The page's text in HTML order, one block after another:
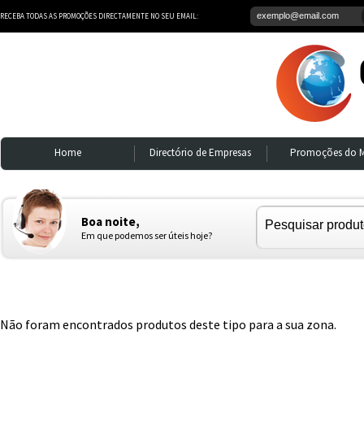
RECEBA TODAS AS PROMOÇÕES DIRECTAMENTE NO SEU EMAIL:
Home Directório de Empresas Promoções do
Boa noite,
Em que podemos ser úteis hoje?
Não foram encontrados produtos deste tipo para a sua zona.